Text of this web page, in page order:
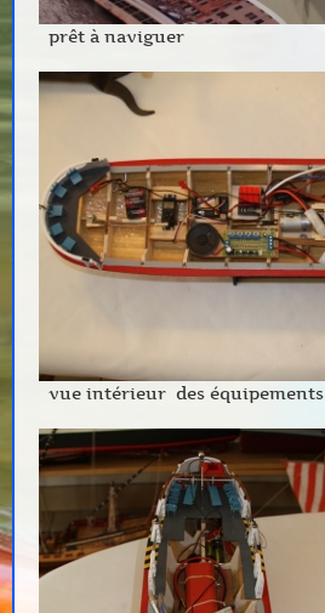
prêt à naviguer
vue intérieur des équipements